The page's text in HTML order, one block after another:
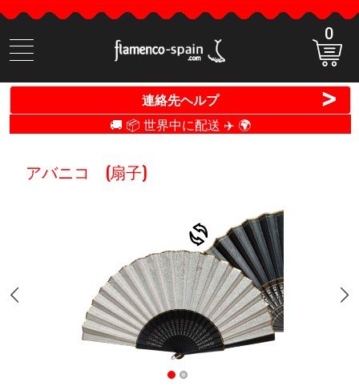
商
品
検
0
連絡先ヘルプ >
🚚 📦 世界中に配送 ✈️ 🌍
アバニコ (扇子)